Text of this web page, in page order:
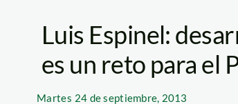
Luis Espinel:
es un reto para el
Martes 24 de septiembre, 2013